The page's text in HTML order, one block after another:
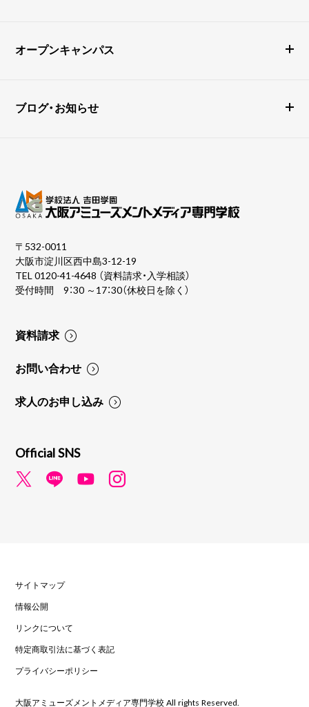
オープンキャンパス
ブログ・お知らせ
〒532-0011
大阪市淀川区西中島3-12-19
TEL0120-41-4648 （資料請求・入学相談）
受付時間 9：30 ～17：30（休校日を除く）
資料請求
お問い合わせ
求人のお申し込み
Official SNS
サイトマップ
情報公開
リンクについて
特定商取引法に基づく表記
プライバシーポリシー
大阪アミューズメントメディア専門学校 All rights Reserved.